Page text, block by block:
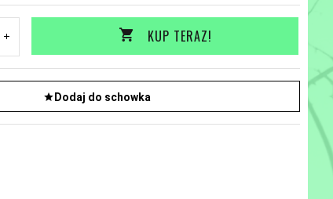
KUP TERAZ!
Dodaj do schowka